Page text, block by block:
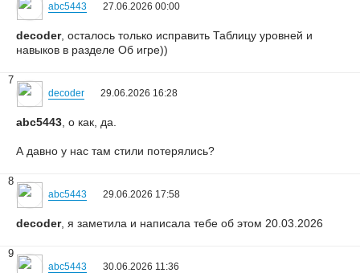
abc5443 27.06.2026 00:00
decoder, осталось только исправить Таблицу уровней и
навыков в разделе Об игре))
7
decoder 29.06.2026 16:28
abc5443 , о как, да.
А давно у нас там стили потерялись?
8
abc5443 29.06.2026 17:58
decoder, я заметила и написала тебе об этом 20.03.2026
9
abc5443 30.06.2026 11:36